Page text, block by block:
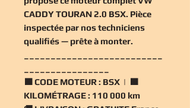
CADDY TOURAN 2.0 BSX. Pièce
inspectée par nos techniciens
qualifiés — prête à monter.
🟧CODE MOTEUR : BSX | 🟧
KILOMÉTRAGE : 110 000 km